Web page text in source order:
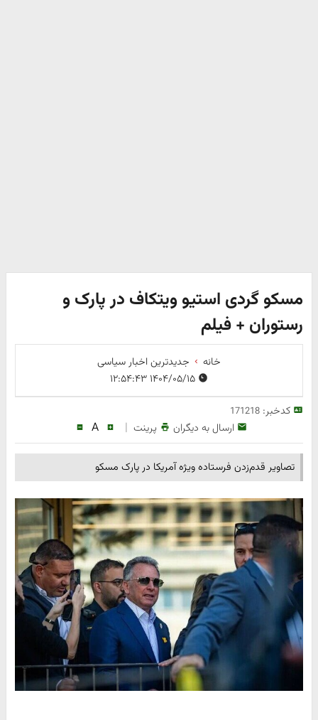
مسکو گردی استیو ویتکاف در پارک و
رستوران + فیلم
خانه
جدیدترین اخبار سیاسی
۱۴۰۴/۰۵/۱۵ ۱۲:۵۴:۴۳
کدخبر:171218
ارسال به دیگران پرینت |
A
تصاویر قدم‌زدن فرستاده ویژه آمریکا در پارک مسکو